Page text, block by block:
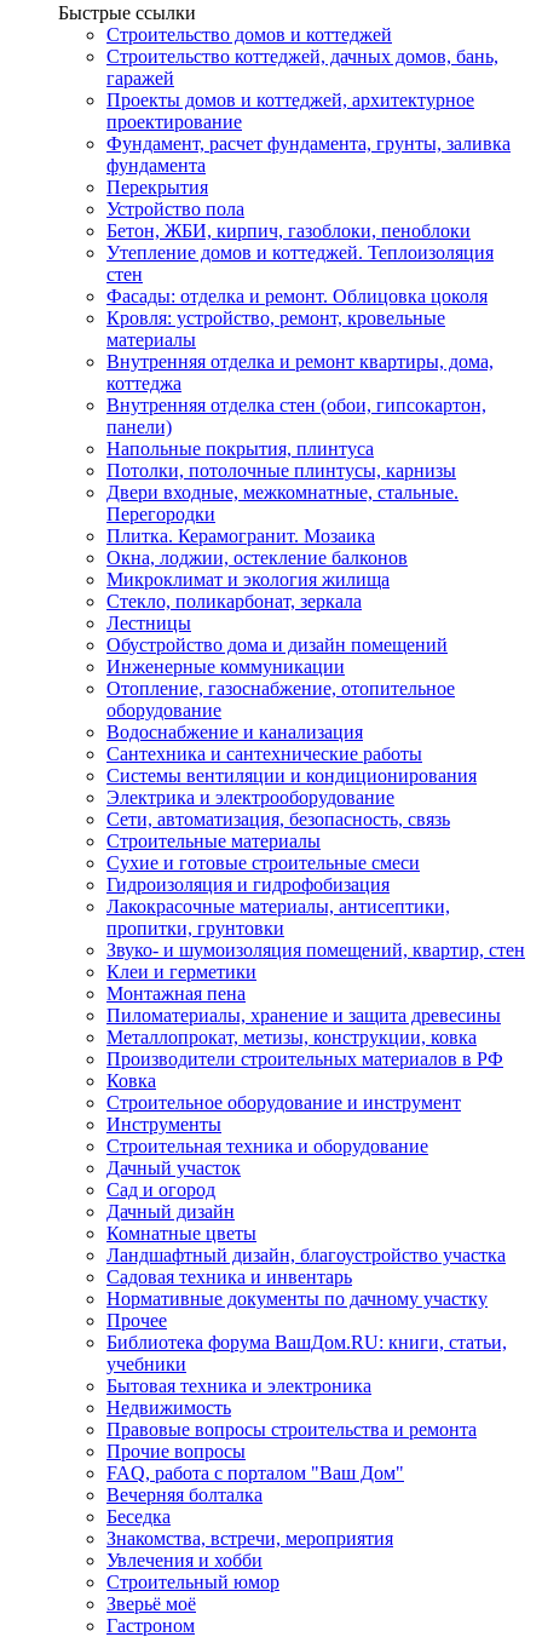
Быстрые ссылки
Строительство домов и коттеджей
Строительство коттеджей, дачных домов, бань,
гаражей
Проекты домов и коттеджей, архитектурное
проектирование
Фундамент, расчет фундамента, грунты, заливка
фундамента
Перекрытия
Устройство пола
Бетон, ЖБИ, кирпич, газоблоки, пеноблоки
Утепление домов и коттеджей. Теплоизоляция
стен
Фасады: отделка и ремонт. Облицовка цоколя
Кровля: устройство, ремонт, кровельные
материалы
Внутренняя отделка и ремонт квартиры, дома,
коттеджа
Внутренняя отделка стен (обои, гипсокартон,
панели)
Напольные покрытия, плинтуса
Потолки, потолочные плинтусы, карнизы
Двери входные, межкомнатные, стальные.
Перегородки
Плитка. Керамогранит. Мозаика
Окна, лоджии, остекление балконов
Микроклимат и экология жилища
Стекло, поликарбонат, зеркала
Лестницы
Обустройство дома и дизайн помещений
Инженерные коммуникации
Отопление, газоснабжение, отопительное
оборудование
Водоснабжение и канализация
Сантехника и сантехнические работы
Системы вентиляции и кондиционирования
Электрика и электрооборудование
Сети, автоматизация, безопасность, связь
Строительные материалы
Сухие и готовые строительные смеси
Гидроизоляция и гидрофобизация
Лакокрасочные материалы, антисептики,
пропитки, грунтовки
Звуко- и шумоизоляция помещений, квартир, стен
Клеи и герметики
Монтажная пена
Пиломатериалы, хранение и защита древесины
Металлопрокат, метизы, конструкции, ковка
Производители строительных материалов в РФ
Ковка
Строительное оборудование и инструмент
Инструменты
Строительная техника и оборудование
Дачный участок
Сад и огород
Дачный дизайн
Комнатные цветы
Ландшафтный дизайн, благоустройство участка
Садовая техника и инвентарь
Нормативные документы по дачному участку
Прочее
Библиотека форума ВашДом.RU: книги, статьи,
учебники
Бытовая техника и электроника
Недвижимость
Правовые вопросы строительства и ремонта
Прочие вопросы
FAQ, работа с порталом "Ваш Дом"
Вечерняя болталка
Беседка
Знакомства, встречи, мероприятия
Увлечения и хобби
Строительный юмор
Зверьё моё
Гастроном